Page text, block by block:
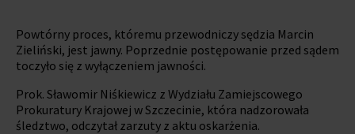
Powtórny proces, któremu przewodniczy sędzia Marcin
Zieliński, jest jawny. Poprzednie postępowanie przed sądem
toczyło się z wyłączeniem jawności.
Prok. Sławomir Niśkiewicz z Wydziału Zamiejscowego
Prokuratury Krajowej w Szczecinie, która nadzorowała
śledztwo, odczytał zarzuty z aktu oskarżenia.